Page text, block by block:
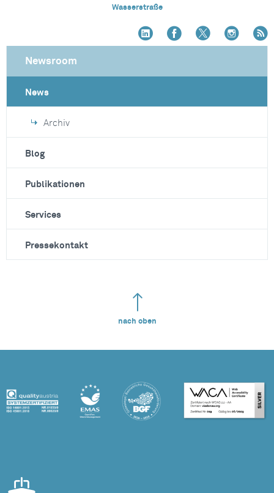
Wasserstraße
Newsroom
News
Archiv
Blog
Publikationen
Services
Pressekontakt
nach oben